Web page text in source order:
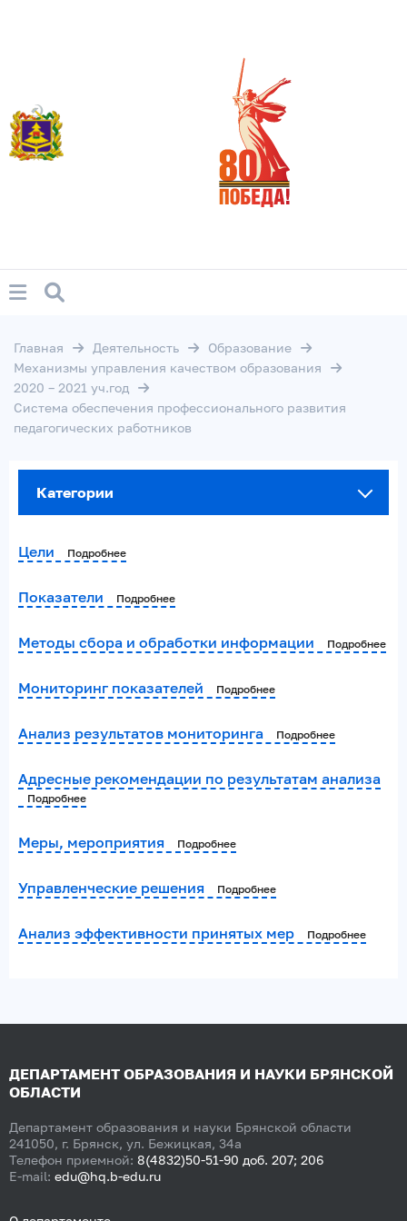
Главная Деятельность
Образование
Механизмы управления качеством образования
2020 – 2021 уч.год
Система обеспечения профессионального развития
педагогических работников
Категории
Цели Подробнее
Показатели Подробнее
Методы сбора и обработки информации Подробнее
Мониторинг показателей Подробнее
Анализ результатов мониторинга Подробнее
Адресные рекомендации по результатам анализа
Подробнее
Меры, мероприятия Подробнее
Управленческие решения Подробнее
Анализ эффективности принятых мер Подробнее
ДЕПАРТАМЕНТ ОБРАЗОВАНИЯ И НАУКИ БРЯНСКОЙ
ОБЛАСТИ
Департамент образования и науки Брянской области
241050, г. Брянск, ул. Бежицкая, 34а
Телефон приемной: 8(4832)50-51-90 доб. 207; 206
E-mail: edu@hq.b-edu.ru